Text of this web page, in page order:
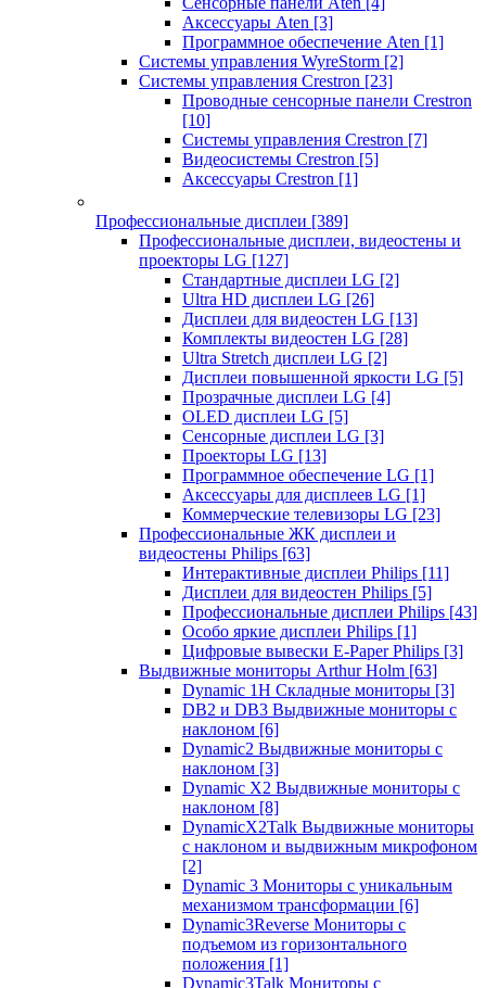
Аксессуары Aten [3]
Программное обеспечение Aten [1]
Системы управления WyreStorm [2]
Системы управления Crestron [23]
Проводные сенсорные панели Crestron
[10]
Системы управления Crestron [7]
Видеосистемы Crestron [5]
Аксессуары Crestron [1]
Профессиональные дисплеи [389]
Профессиональные дисплеи, видеостены и
проекторы LG [127]
Стандартные дисплеи LG [2]
Ultra HD дисплеи LG [26]
Дисплеи для видеостен LG [13]
Комплекты видеостен LG [28]
Ultra Stretch дисплеи LG [2]
Дисплеи повышенной яркости LG [5]
Прозрачные дисплеи LG [4]
OLED дисплеи LG [5]
Сенсорные дисплеи LG [3]
Проекторы LG [13]
Программное обеспечение LG [1]
Аксессуары для дисплеев LG [1]
Коммерческие телевизоры LG [23]
Профессиональные ЖК дисплеи и
видеостены Philips [63]
Интерактивные дисплеи Philips [11]
Дисплеи для видеостен Philips [5]
Профессиональные дисплеи Philips [43]
Особо яркие дисплеи Philips [1]
Цифровые вывески E-Paper Philips [3]
Выдвижные мониторы Arthur Holm [63]
Dynamic 1Н Складные мониторы [3]
DB2 и DB3 Выдвижные мониторы с
наклоном [6]
Dynamic2 Выдвижные мониторы с
наклоном [3]
Dynamic X2 Выдвижные мониторы с
наклоном [8]
DynamicX2Talk Выдвижные мониторы
с наклоном и выдвижным микрофоном
[2]
Dynamic 3 Мониторы с уникальным
механизмом трансформации [6]
Dynamic3Reverse Мониторы с
подъемом из горизонтального
положения [1]
Dynamic3Talk Мониторы с